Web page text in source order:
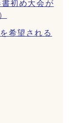
初め大会が
希望される